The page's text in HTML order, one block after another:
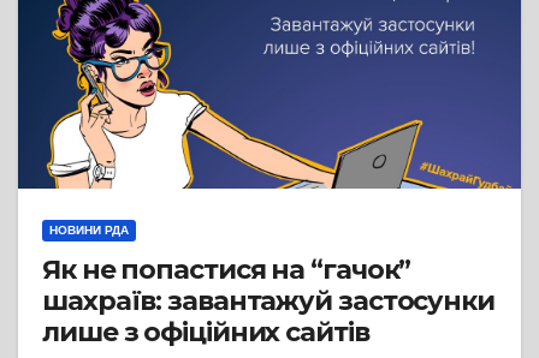
НОВИНИ РДА
Як не попастися на “гачок”
шахраїв: завантажуй застосунки
лише з офіційних сайтів